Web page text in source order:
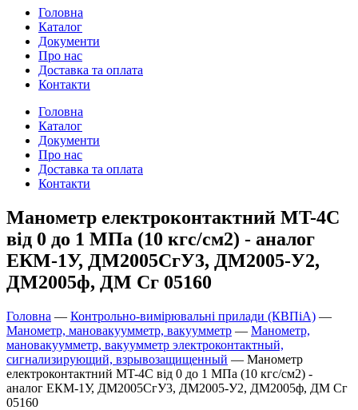
Головна
Каталог
Документи
Про нас
Доставка та оплата
Контакти
Головна
Каталог
Документи
Про нас
Доставка та оплата
Контакти
Манометр електроконтактний MT-4C
від 0 до 1 МПа (10 кгс/см2) - аналог
ЕКM-1У, ДМ2005СгУ3, ДМ2005-У2,
ДМ2005ф, ДМ Сг 05160
Головна — Контрольно-вимірювальні прилади (КВПіА) —
Манометр, мановакуумметр, вакуумметр — Манометр,
мановакуумметр, вакуумметр электроконтактный,
сигнализирующий, взрывозащищенный — Манометр
електроконтактний MT-4C від 0 до 1 МПа (10 кгс/см2) -
аналог ЕКM-1У, ДМ2005СгУ3, ДМ2005-У2, ДМ2005ф, ДМ Сг
05160